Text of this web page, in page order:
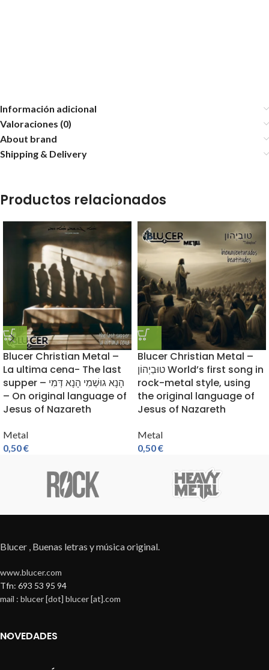
Información adicional
Valoraciones (0)
About brand
Shipping & Delivery
Productos relacionados
Blucer Christian Metal –
La ultima cena- The last
supper – הָנָא גוּשְׁמִי הָנָא דְּמִי
– On original language of
Jesus of Nazareth
Metal
0,50€
Blucer Christian Metal –
טוּבַיְהוֹן World’s first song in
rock-metal style, using
the original language of
Jesus of Nazareth
Metal
0,50€
Blucer , Buenas letras y música original.
www.blucer.com
Tfn: 693 53 95 94
mail : blucer [dot] blucer [at].com
NOVEDADES